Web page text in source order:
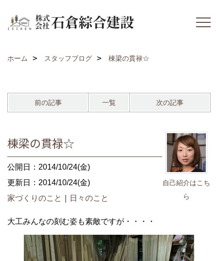
ホーム スタッフブログ 棟梁の貫禄☆
前の記事 一覧 次の記事
自己紹介はこち
ら
棟梁の貫禄☆
公開日：2014/10/24(金)
更新日：2014/10/24(金)
家づくりのこと
日々のこと
大工みんなの刻む姿も素敵ですが・・・・